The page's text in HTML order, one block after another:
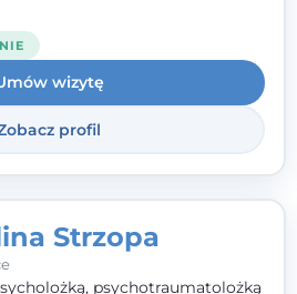
czy kryzysu, a także po prostu
poznać siebie.
wizytę
profil
Strzopa
psychotraumatolożką